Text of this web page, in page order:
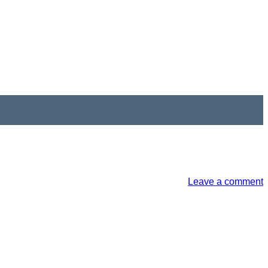
Leave a comment